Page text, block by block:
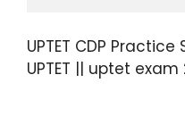
UPTET CDP
UPTET || uptet